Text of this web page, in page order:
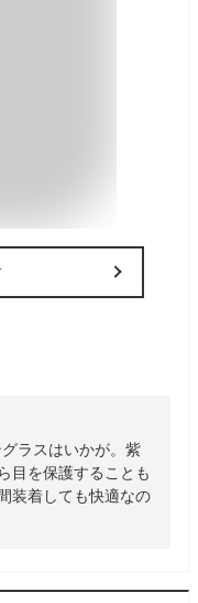
ラスはいかが。紫
目を保護することも
装着しても快適なの